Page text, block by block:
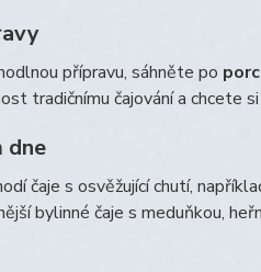
přípravu, sáhněte po
tradičnímu čajování a chcete
dne
čaje s osvěžující chutí,
bylinné čaje s meduňkou,